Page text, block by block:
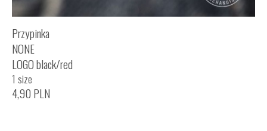
Przypinka
NONE
LOGO black/red
1 size
4,90 PLN